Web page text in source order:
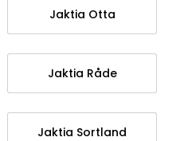
Jaktia Otta
Jaktia Råde
Jaktia Sortland